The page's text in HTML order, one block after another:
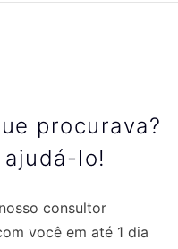
procurava?
ajudá-lo!
consultor
você em até 1 dia